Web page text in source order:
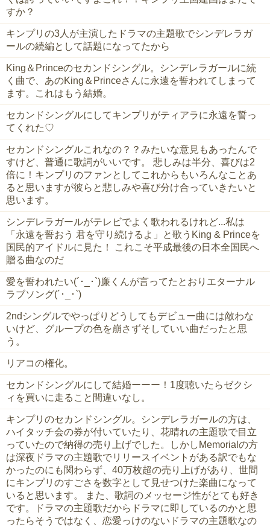
すか？
キンプリの3人が主演したドラマの主題歌でシンデレラガ
ールの続編として話題になってたから
King＆Princeのセカンドシングル。シンデレラガールに続
く曲で、あのKing＆Princeさんに永遠を誓われてしまって
ます。これはもう結婚。
セカンドシングルにしてキンプリがティアラに永遠を誓っ
てくれた♡
セカンドシングルこれなの？？みたいな意見もあったんで
すけど、普通に歌詞がいいです。 悲しみは半分、喜びは2
倍に！キンプリのファンとしてこれからもいろんなことあ
ると思いますが彼らと悲しみや喜び分け合っていきたいと
思います。
シンデレラガールがテレビでよく歌われるけれど...私は
「永遠を誓おう 君を守り続けるよ」と歌うKing & Princeを
国民的アイドルに見た！ これこそ平成最後の日本全国民へ
贈る曲なのだ
愛を誓われたい(´･_･`)廉くんが言ってたとおりエターナル
ラブソング(´･_･`)
2ndシングルでやっぱりどうしてもデビュー曲には敵わな
いけど、グループの色を崩さずそしていい曲だったと思
う。
リアコの権化。
セカンドシングルにして結婚ーーー！1度聴いたらゼクシ
ィを買いに走ること間違いなし。
キンプリのセカンドシングル。シンデレラガールの方は、
ハイタッチ会の券が付いていたり、花晴れの主題歌で目立
っていたので納得の売り上げでした。しかしMemorialの方
は深夜ドラマの主題歌でリリースイベントがある訳でもな
かったのにも関わらず、40万枚超の売り上げがあり、世間
にキンプリのすごさを数字として見せつけた楽曲になって
いると思います。 また、歌詞のメッセージ性がとても好き
です。ドラマの主題歌だからドラマに即しているのかと思
ったらそうではなく、恋愛っけのないドラマの主題歌なの